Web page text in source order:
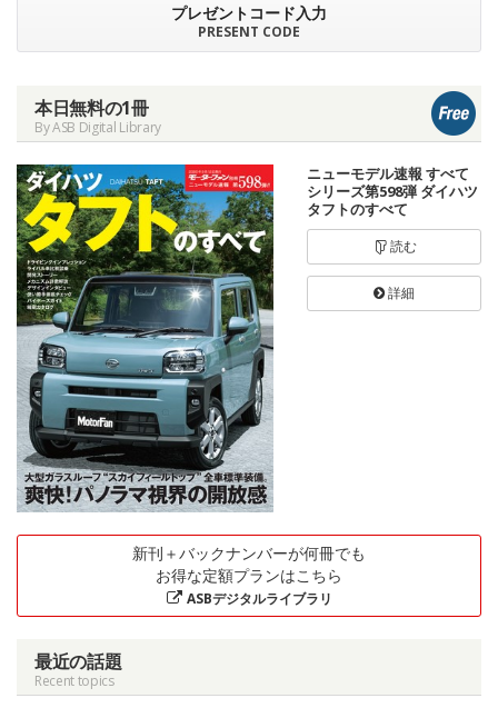
プレゼントコード入力
PRESENT CODE
本日無料の1冊
By ASB Digital Library
ニューモデル速報 すべて
シリーズ第598弾 ダイハツ
タフトのすべて
読む
詳細
新刊＋バックナンバーが何冊でも
お得な定額プランはこちら
ASBデジタルライブラリ
最近の話題
Recent topics